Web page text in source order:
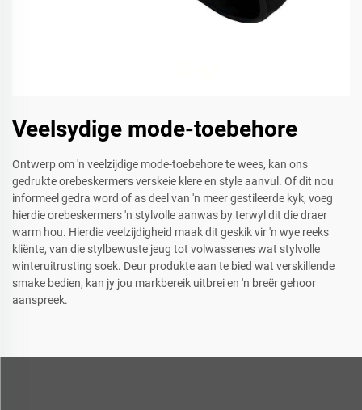
Veelsydige mode-toebehore
Ontwerp om 'n veelzijdige mode-toebehore te wees, kan ons
gedrukte orebeskermers verskeie klere en style aanvul. Of dit nou
informeel gedra word of as deel van 'n meer gestileerde kyk, voeg
hierdie orebeskermers 'n stylvolle aanwas by terwyl dit die draer
warm hou. Hierdie veelzijdigheid maak dit geskik vir 'n wye reeks
kliënte, van die stylbewuste jeug tot volwassenes wat stylvolle
winteruitrusting soek. Deur produkte aan te bied wat verskillende
smake bedien, kan jy jou markbereik uitbrei en 'n breër gehoor
aanspreek.